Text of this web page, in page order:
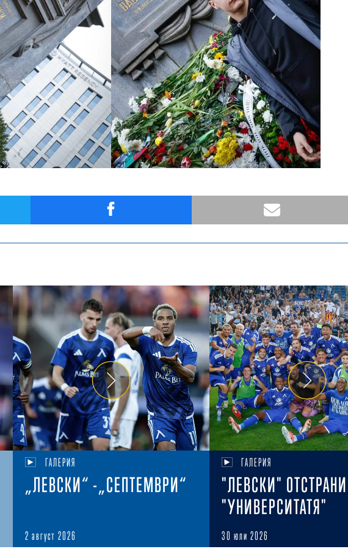
ГАЛЕРИЯ
„ЛЕВСКИ“ -„СЕПТЕМВРИ“
2 август 2026
ГАЛЕРИЯ
"ЛЕВСКИ" ОТСТРАНИ
"УНИВЕРСИТАТЯ"
30 юли 2026